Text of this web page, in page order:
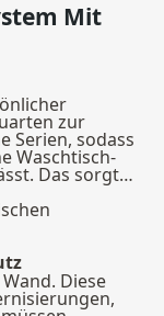
Mit
zur
Serien, sodass
Waschtisch-
Das sorgt
Diese